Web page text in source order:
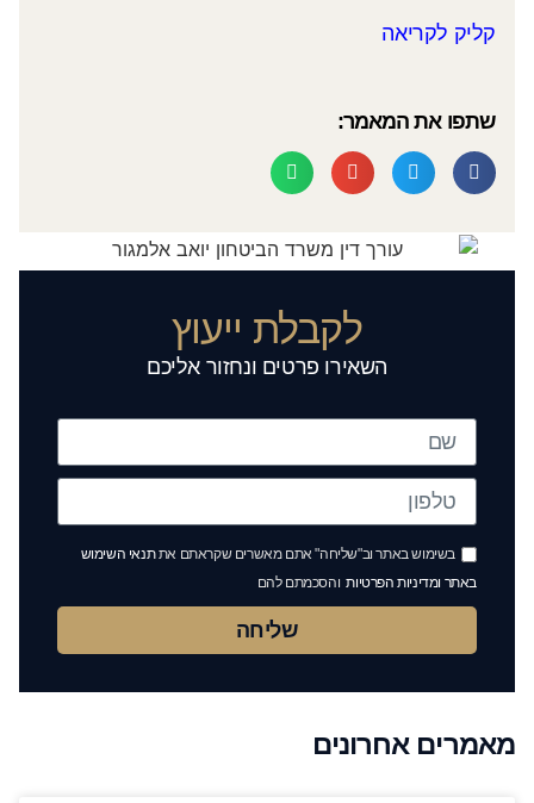
קליק לקריאה
שתפו את המאמר:
לקבלת ייעוץ
השאירו פרטים ונחזור אליכם
בשימוש באתר וב"שליחה" אתם מאשרים שקראתם אתתנאי השימוש
באתר ומדיניות הפרטיות והסכמתם להם
שליחה
מאמרים אחרונים